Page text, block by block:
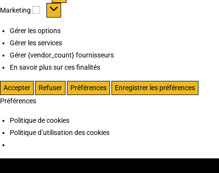
Marketing Marketing
Gérer les options
Gérer les services
Gérer {vendor_count} fournisseurs
En savoir plus sur ces finalités
Accepter Refuser Préférences
Enregistrer les préférences
Préférences
Politique de cookies
Politique d’utilisation des cookies